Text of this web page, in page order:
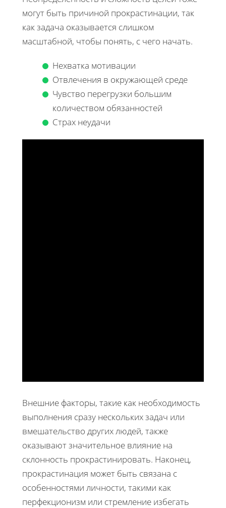
могут быть причиной прокрастинации, так
как задача оказывается слишком
масштабной, чтобы понять, с чего начать.
Нехватка мотивации
Отвлечения в окружающей среде
Чувство перегрузки большим
количеством обязанностей
Страх неудачи
Внешние факторы, такие как необходимость
выполнения сразу нескольких задач или
вмешательство других людей, также
оказывают значительное влияние на
склонность прокрастинировать. Наконец,
прокрастинация может быть связана с
особенностями личности, такими как
перфекционизм или стремление избегать